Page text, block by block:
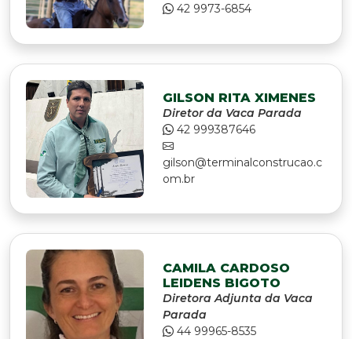
42 9973-6854
GILSON RITA XIMENES
Diretor da Vaca Parada
42 999387646
gilson@terminalconstrucao.c
om.br
CAMILA CARDOSO
LEIDENS BIGOTO
Diretora Adjunta da Vaca
Parada
44 99965-8535